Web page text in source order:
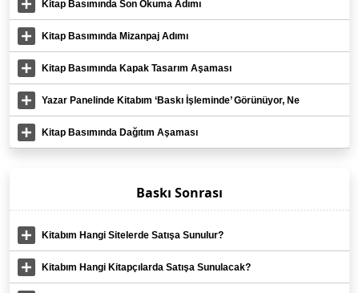
Kitap Basımında Son Okuma Adımı
Kitap Basımında Mizanpaj Adımı
Kitap Basımında Kapak Tasarım Aşaması
Yazar Panelinde Kitabım ‘Baskı İşleminde’ Görünüyor, Ne
Yapmalıyım?
Kitap Basımında Dağıtım Aşaması
Baskı Sonrası
Kitabım Hangi Sitelerde Satışa Sunulur?
Kitabım Hangi Kitapçılarda Satışa Sunulacak?